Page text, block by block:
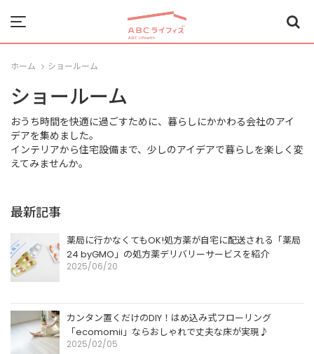
Menu
ホーム ショールーム
ショールーム
おうち時間を快適に過ごすために、暮らしにかかわる会社のアイ
デアを集めました。
インテリアから住宅設備まで、少しのアイデアで暮らしを楽しく変
えてみませんか。
最新記事
薬局に行かなくてもOK!処方薬が自宅に配送される「薬局
24 byGMO」の処方薬デリバリーサービスを紹介
2025/06/20
カンタン置くだけのDIY！はめ込み式フローリング
「ecomomii」ならおしゃれで丈夫な床が実現♪
2025/02/05